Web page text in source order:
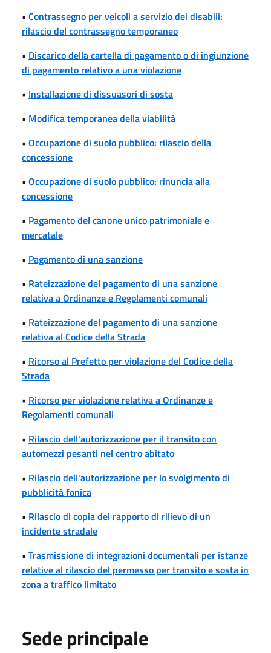
• Contrassegno per veicoli a servizio dei disabili:
rilascio del contrassegno temporaneo
• Discarico della cartella di pagamento o di ingiunzione
di pagamento relativo a una violazione
• Installazione di dissuasori di sosta
• Modifica temporanea della viabilità
• Occupazione di suolo pubblico: rilascio della
concessione
• Occupazione di suolo pubblico: rinuncia alla
concessione
• Pagamento del canone unico patrimoniale e
mercatale
• Pagamento di una sanzione
• Rateizzazione del pagamento di una sanzione
relativa a Ordinanze e Regolamenti comunali
• Rateizzazione del pagamento di una sanzione
relativa al Codice della Strada
• Ricorso al Prefetto per violazione del Codice della
Strada
• Ricorso per violazione relativa a Ordinanze e
Regolamenti comunali
• Rilascio dell'autorizzazione per il transito con
automezzi pesanti nel centro abitato
• Rilascio dell'autorizzazione per lo svolgimento di
pubblicità fonica
• Rilascio di copia del rapporto di rilievo di un
incidente stradale
• Trasmissione di integrazioni documentali per istanze
relative al rilascio del permesso per transito e sosta in
zona a traffico limitato
Sede principale